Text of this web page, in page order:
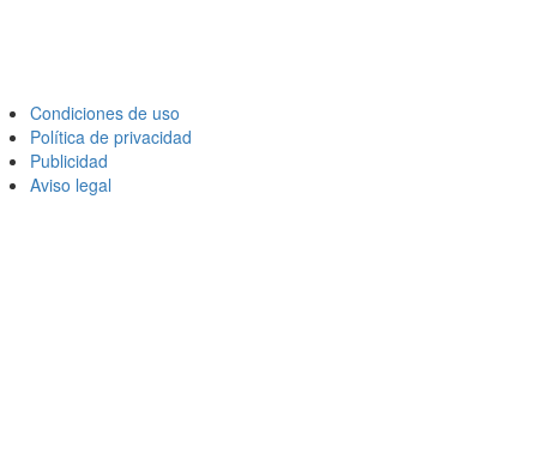
Condiciones de uso
Política de privacidad
Publicidad
Aviso legal